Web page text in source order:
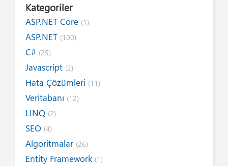
Kategoriler
ASP.NET Core (1)
ASP.NET (100)
C# (25)
Javascript (2)
Hata Çözümleri (11)
Veritabanı (12)
LINQ (2)
SEO (4)
Algoritmalar (26)
Entity Framework (1)